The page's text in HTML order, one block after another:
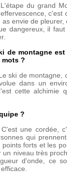
du grand
envie de
dangereux, il
de montagne
mots ?
ski de
dans un
cette alchimie
?
une cordée,
qui
forts et les
un niveau très
d'onde, ce